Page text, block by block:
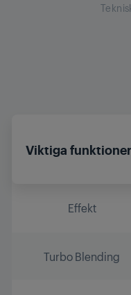
Viktiga funktioner
Effekt
Turbo Blending